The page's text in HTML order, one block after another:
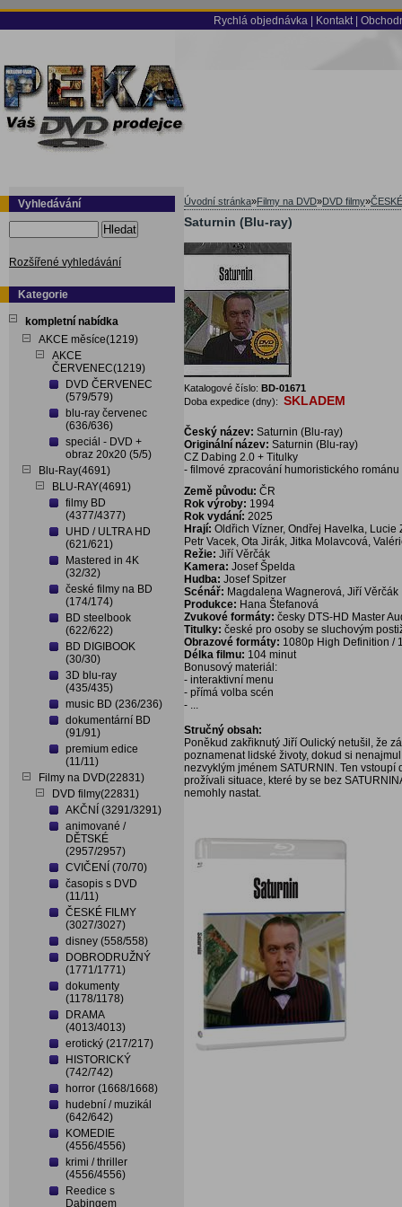
Rychlá objednávka Kontakt
Vyhledávání
Hledat
Rozšířené vyhledávání
Kategorie
kompletní nabídka
AKCE měsíce(1219)
AKCE
ČERVENEC(1219)
DVD ČERVENEC
(579/579)
blu-ray červenec
(636/636)
speciál - DVD +
obraz 20x20 (5/5)
Blu-Ray(4691)
BLU-RAY(4691)
filmy BD
(4377/4377)
UHD / ULTRA HD
(621/621)
Mastered in 4K
(32/32)
české filmy na BD
(174/174)
BD steelbook
(622/622)
BD DIGIBOOK
(30/30)
3D blu-ray
(435/435)
music BD (236/236)
dokumentární BD
(91/91)
premium edice
(11/11)
Filmy na DVD(22831)
DVD filmy(22831)
AKČNÍ (3291/3291)
animované /
DĚTSKÉ
(2957/2957)
CVIČENÍ (70/70)
časopis s DVD
(11/11)
ČESKÉ FILMY
(3027/3027)
disney (558/558)
DOBRODRUŽNÝ
(1771/1771)
dokumenty
(1178/1178)
DRAMA
(4013/4013)
erotický (217/217)
HISTORICKÝ
(742/742)
horror (1668/1668)
hudební / muzikál
(642/642)
KOMEDIE
(4556/4556)
krimi / thriller
(4556/4556)
Reedice s
Dabingem
Úvodní stránka»Filmy na DVD»DVD filmy»
Saturnin (Blu-ray)
Katalogové číslo: BD-01671
Doba expedice (dny): SKLADEM
Český název: Saturnin (Blu-ray)
Originální název: Saturnin (Blu-ray)
CZ Dabing 2.0 + Titulky
- filmové zpracování humoristického románu
Země původu: ČR
Rok výroby: 1994
Rok vydání: 2025
Hrají: Oldřich Vízner, Ondřej Havelka,
Petr Vacek, Ota Jirák, Jitka Molavcová,
Režie: Jiří Věrčák
Kamera: Josef Špelda
Hudba: Josef Spitzer
Scénář: Magdalena Wagnerová, Jiří Věrčák
Produkce: Hana Štefanová
Zvukové formáty: česky DTS-HD Master
Titulky: české pro osoby se sluchovým
Obrazové formáty: 1080p High Definition /
Délka filmu: 104 minut
Bonusový materiál:
- interaktivní menu
- přímá volba scén
- ...
Stručný obsah:
Poněkud zakřiknutý Jiří Oulický netušil, že
poznamenat lidské životy, dokud si
nezvyklým jménem SATURNIN. Ten
prožívali situace, které by se bez
nemohly nastat.